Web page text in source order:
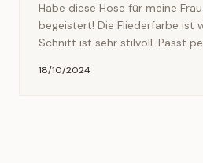
Habe diese Hose für meine
begeistert! Die Fliederfarbe ist
Schnitt ist sehr stilvoll. Passt
18/10/2024